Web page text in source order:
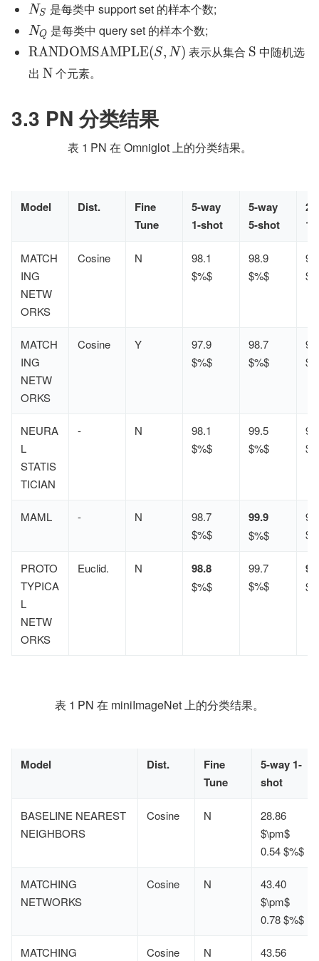
NS 是每类中 support set 的样本个数;
NQ 是每类中 query set 的样本个数;
RANDOMSAMPLE(S, N ) 表示从集合 S 中随机选
出 N 个元素。
3.3 PN 分类结果
表 1	PN 在 Omniglot 上的分类结果。
Model Dist.
Fine
Tune
5-way
1-shot
5-way
5-shot
1-
MATCH
ING
NETW
ORKS
Cosine N
98.1
$%$
98.9
$%$
MATCH
ING
NETW
ORKS
Cosine Y
97.9
$%$
98.7
$%$
NEURA
L
STATIS
TICIAN
- N
98.1
$%$
99.5
$%$
MAML - N
98.7
$%$
99.9
$%$
PROTO
TYPICA
L
NETW
ORKS
Euclid. N 98.8
$%$
99.7
$%$
表 1	PN 在 miniImageNet 上的分类结果。
Model Dist.
Fine
Tune
5-way 1-
shot
BASELINE NEAREST
NEIGHBORS
Cosine N
28.86
$\pm$
0.54 $%$
MATCHING
NETWORKS
Cosine N
43.40
$\pm$
0.78 $%$
MATCHING
Cosine N
43.56